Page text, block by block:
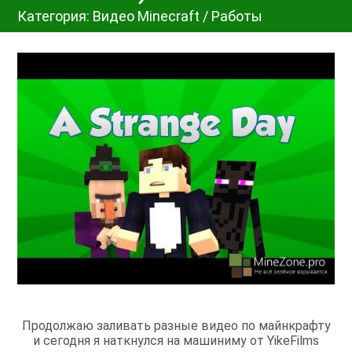
Категория: Видео Minecraft / Работы
Продолжаю заливать разные видео по майнкрафту
и сегодня я наткнулся на машиниму от YikeFilms